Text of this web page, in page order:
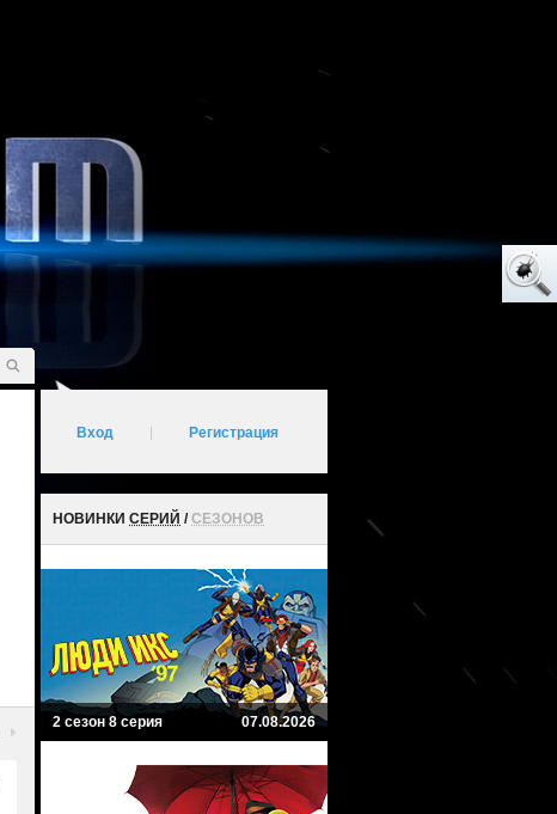
Вход Регистрация
НОВИНКИ СЕРИЙ /СЕЗОНОВ
2 сезон 8 серия 07.08.2026